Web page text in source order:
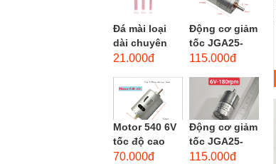
Đá mài loại
dài chuyên
dùng mài
loại, đá mài
cạnh,...
21.000đ
Động cơ giảm
tốc JGA25-
370 3-12 VDC.
mini JGA25-
115.000đ
Motor 540 6V
tốc độ cao
20.000 vòng/
70.000đ
Động cơ giảm
tốc JGA25-
310 6-12 VDC.
115.000đ